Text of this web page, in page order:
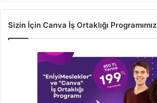
Sizin İçin Canva İş Ortaklığı Programımız